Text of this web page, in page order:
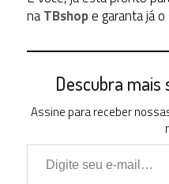
naTBshope garanta já o
Descubra mais
Assine para receber
Digite seu e-mail…